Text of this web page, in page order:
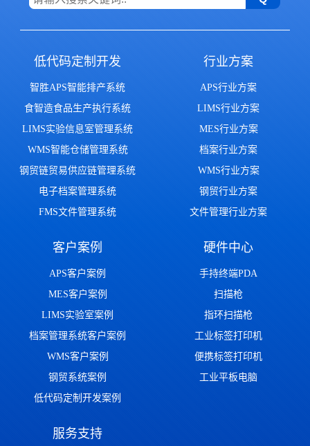
低代码定制开发
智胜APS智能排产系统
食智造食品生产执行系统
LIMS实验信息室管理系统
WMS智能仓储管理系统
钢贸链贸易供应链管理系统
电子档案管理系统
FMS文件管理系统
行业方案
APS行业方案
LIMS行业方案
MES行业方案
档案行业方案
WMS行业方案
钢贸行业方案
文件管理行业方案
客户案例
APS客户案例
MES客户案例
LIMS实验室案例
档案管理系统客户案例
WMS客户案例
钢贸系统案例
低代码定制开发案例
硬件中心
手持终端PDA
扫描枪
指环扫描枪
工业标签打印机
便携标签打印机
工业平板电脑
服务支持